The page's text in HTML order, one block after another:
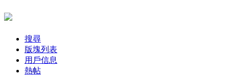
搜尋
版塊列表
用戶信息
熱帖